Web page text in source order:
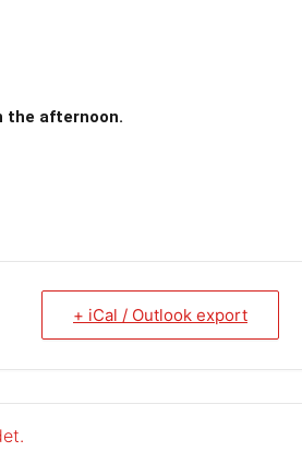
the afternoon.
+ iCal / Outlook export